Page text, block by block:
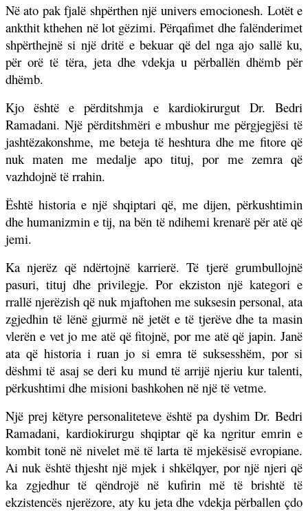
Në ato pak fjalë shpërthen një univers emocionesh. Lotët e
ankthit kthehen në lot gëzimi. Përqafimet dhe falënderimet
shpërthejnë si një dritë e bekuar që del nga ajo sallë ku,
për orë të tëra, jeta dhe vdekja u përballën dhëmb për
dhëmb.
Kjo është e përditshmja e kardiokirurgut Dr. Bedri
Ramadani. Një përditshmëri e mbushur me përgjegjësi të
jashtëzakonshme, me beteja të heshtura dhe me fitore që
nuk maten me medalje apo tituj, por me zemra që
vazhdojnë të rrahin.
Është historia e një shqiptari që, me dijen, përkushtimin
dhe humanizmin e tij, na bën të ndihemi krenarë për atë që
jemi.
Ka njerëz që ndërtojnë karrierë. Të tjerë grumbullojnë
pasuri, tituj dhe privilegje. Por ekziston një kategori e
rrallë njerëzish që nuk mjaftohen me suksesin personal, ata
zgjedhin të lënë gjurmë në jetët e të tjerëve dhe ta masin
vlerën e vet jo me atë që fitojnë, por me atë që japin. Janë
ata që historia i ruan jo si emra të suksesshëm, por si
dëshmi të asaj se deri ku mund të arrijë njeriu kur talenti,
përkushtimi dhe misioni bashkohen në një të vetme.
Një prej këtyre personaliteteve është pa dyshim Dr. Bedri
Ramadani, kardiokirurgu shqiptar që ka ngritur emrin e
kombit tonë në nivelet më të larta të mjekësisë evropiane.
Ai nuk është thjesht një mjek i shkëlqyer, por një njeri që
ka zgjedhur të qëndrojë në kufirin më të brishtë të
ekzistencës njerëzore, aty ku jeta dhe vdekja përballen çdo